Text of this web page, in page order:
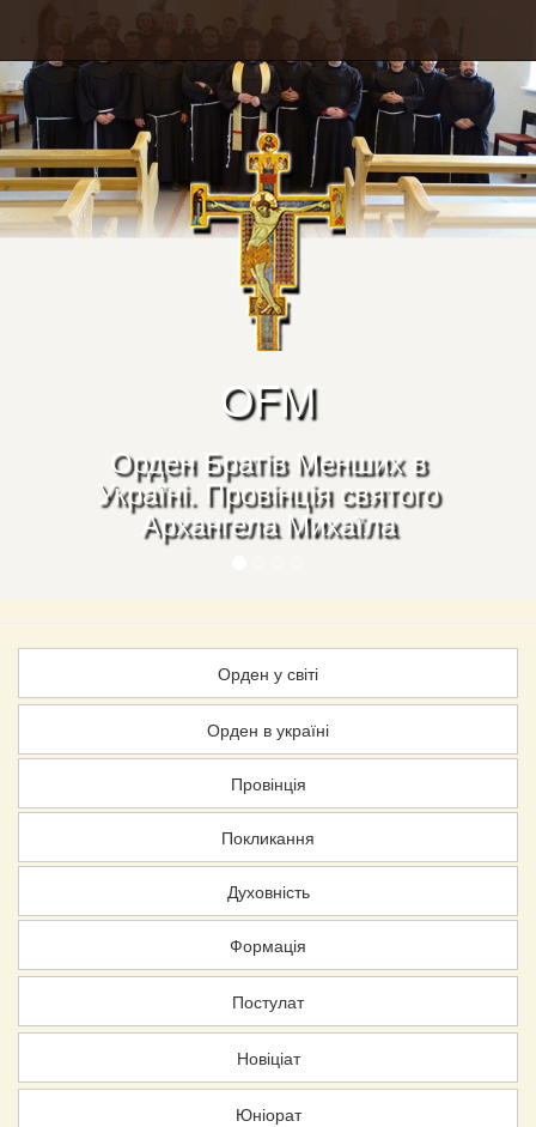
OFM
Орден Братів Менших в
Україні. Провінція святого
Архангела Михаїла
Орден у світі
Орден в україні
Провінція
Покликання
Духовність
Формація
Постулат
Новіціат
Юніорат